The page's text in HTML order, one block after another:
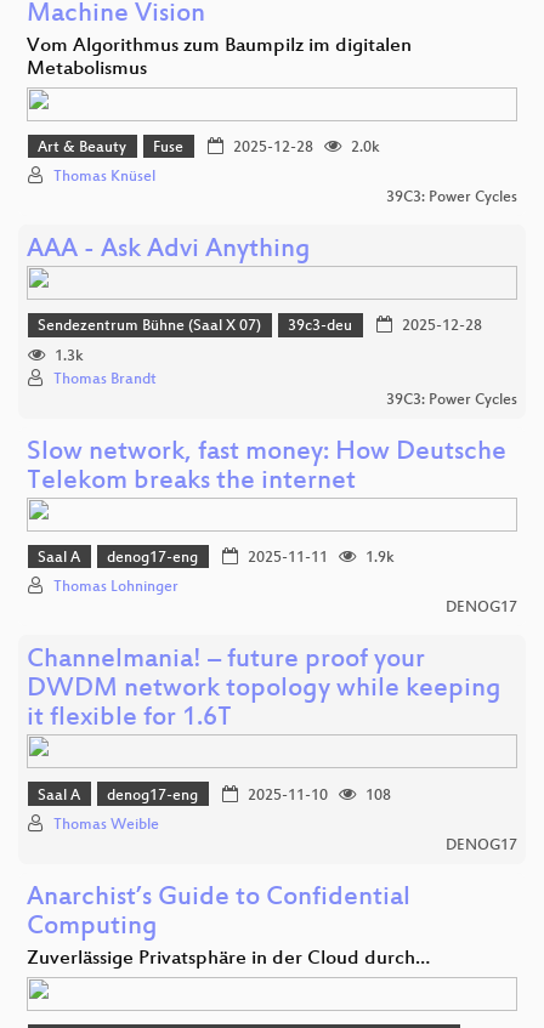
Machine Vision
Vom Algorithmus zum Baumpilz im digitalen
Metabolismus
Art & Beauty Fuse 2025-12-28
2.0k
Thomas Knüsel
39C3: Power Cycles
AAA - Ask Advi Anything
Sendezentrum Bühne (Saal X 07) 39c3-deu
2025-12-28
1.3k
Thomas Brandt
39C3: Power Cycles
Slow network, fast money: How Deutsche
Telekom breaks the internet
Saal A denog17-eng 2025-11-11
1.9k
Thomas Lohninger
DENOG17
Channelmania! – future proof your
DWDM network topology while keeping
it flexible for 1.6T
Saal A denog17-eng 2025-11-10
108
Thomas Weible
DENOG17
Anarchist’s Guide to Confidential
Computing
Zuverlässige Privatsphäre in der Cloud durch…